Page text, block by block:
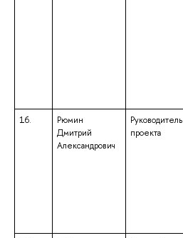
16.
Рюмин
Дмитрий
Александрович
Руководитель
проекта